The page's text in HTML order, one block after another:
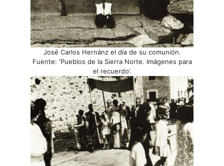
José Carlos Hernánz el día de su comunión.
Fuente: ‘Pueblos de la Sierra Norte. Imágenes para
el recuerdo’.